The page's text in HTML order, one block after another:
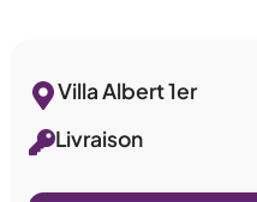
Villa Albert 1er
Livraison